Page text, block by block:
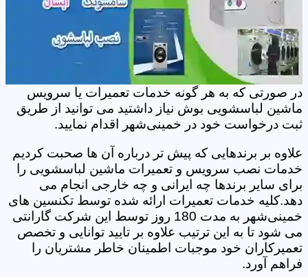
در صورتی که به هر گونه خدمات تعمیرات یا سرویس
ماشین لباسشویی بوش نیاز داشتید می توانید از طریق
ثبت درخواست خود در خمینی‌شهر اقدام نمایید.
علاوه بر برندهایی که پیش تر درباره آن ها صحبت کردیم
خدمات نصب سرویس و تعمیرات ماشین لباسشویی را
برای سایر برندها چه ایرانی و چه خارجی انجام می
دهد.کلیه خدمات تعمیرات ارائه شده توسط تکنسین های
خمینی‌شهر به مدت 180 روز توسط این شرکت گارانتی
می شود تا به این ترتیب علاوه بر تایید توانایی و تخصص
تعمیرکاران خود موجبات اطمینان خاطر مشتریان را
فراهم آورد.